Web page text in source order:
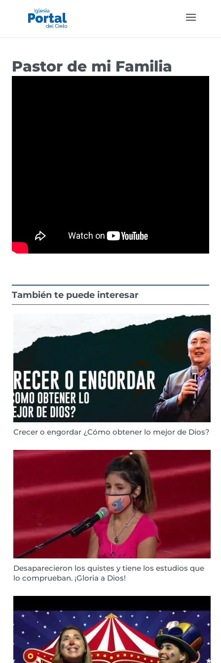
Pastor de mi Familia
También te puede interesar
Crecer o engordar ¿Cómo obtener lo mejor de Dios?
Desaparecieron los quistes y tiene los estudios que
lo comprueban. ¡Gloria a Dios!